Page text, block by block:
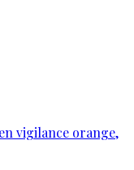
vigilance orange,